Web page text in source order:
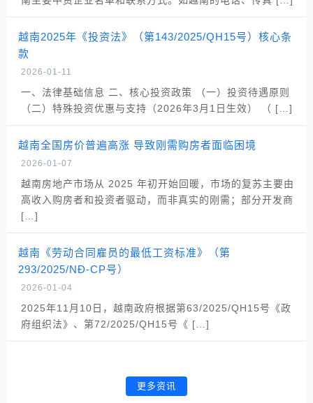
越南2025年《投资法》（第143/2025/QH15号）核心条
款
2026-01-11
一、法律基础信息 二、核心投资政策 （一）投资待遇原则
（二）特殊投资优惠与支持（2026年3月1日生效） （ […]
越南全国房价普遍高涨 导致刚需购房者面临困境
2026-01-07
越南房地产市场从 2025 年初开始回暖，市场的复苏主要由
高收入购房者和投资者驱动，而非真实的刚需；部分开发商
[…]
越南《劳动合同雇员的最低工资标准》（第
293/2025/NĐ-CP号）
2026-01-04
2025年11月10日，越南政府根据第63/2025/QH15号《政
府组织法》、第72/2025/QH15号《 […]
更多资讯